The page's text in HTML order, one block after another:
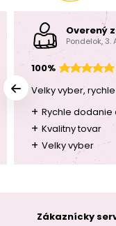
Overený
Pondelok,
100%
Velky vyber,
+ Rychle dodanie
+ Kvalitny tovar
+ Velky vyber
Zákaznícky